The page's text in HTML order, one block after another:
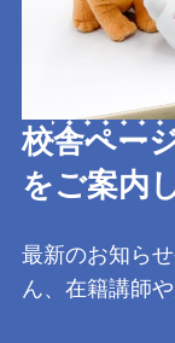
校舎ペー
をご案内
最新のお知ら
ん、在籍講師